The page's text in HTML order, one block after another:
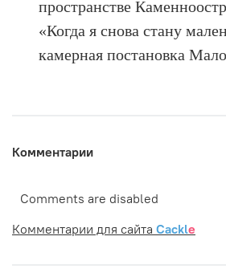
пространстве
«Когда я снова стану
камерная постановка
Комментарии
Comments are disabled
Комментарии для сайта Cackle